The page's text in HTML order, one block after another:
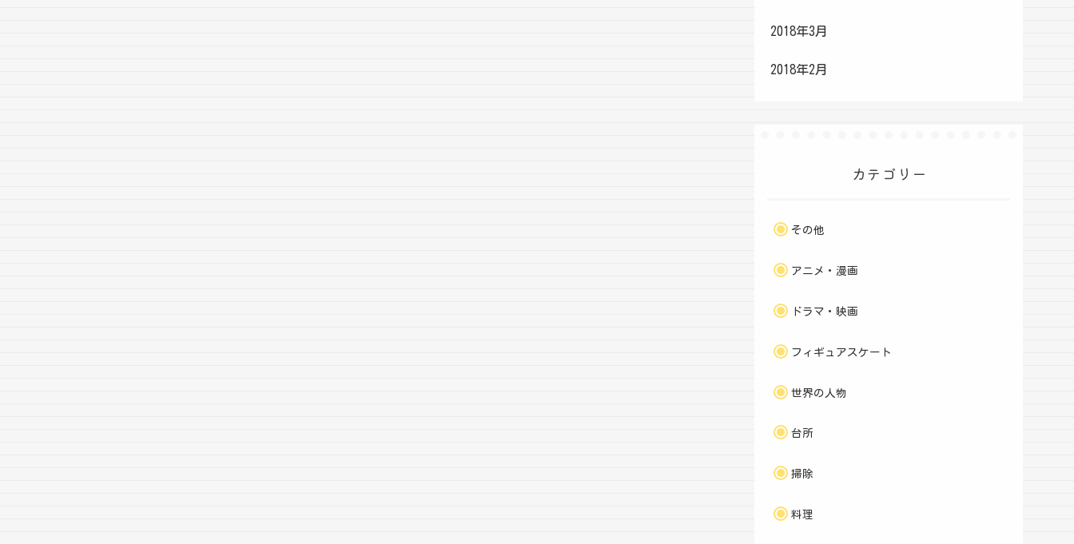
2018年3月
2018年2月
カテゴリー
その他
アニメ・漫画
ドラマ・映画
フィギュアスケート
世界の人物
台所
掃除
料理